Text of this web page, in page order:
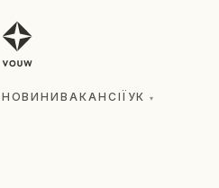
НОВИНИВАКАНСІЇ УК ▾